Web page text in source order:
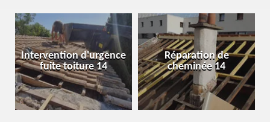
Intervention d'urgence
fuite toiture 14
Réparation de
cheminée 14